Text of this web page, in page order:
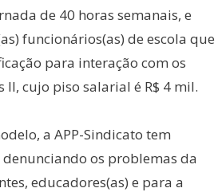
de 40 horas semanais, e
funcionários(as) de escola que
para interação com os
II, cujo piso salarial é R$ 4 mil.
a APP-Sindicato tem
os problemas da
educadores(as) e para a